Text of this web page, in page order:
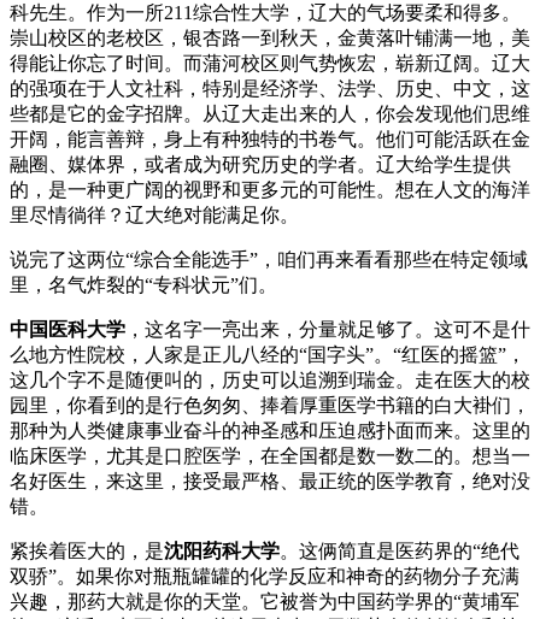
科先生。作为一所211综合性大学，辽大的气场要柔和得多。
崇山校区的老校区，银杏路一到秋天，金黄落叶铺满一地，美
得能让你忘了时间。而蒲河校区则气势恢宏，崭新辽阔。辽大
的强项在于人文社科，特别是经济学、法学、历史、中文，这
些都是它的金字招牌。从辽大走出来的人，你会发现他们思维
开阔，能言善辩，身上有种独特的书卷气。他们可能活跃在金
融圈、媒体界，或者成为研究历史的学者。辽大给学生提供
的，是一种更广阔的视野和更多元的可能性。想在人文的海洋
里尽情徜徉？辽大绝对能满足你。
说完了这两位“综合全能选手”，咱们再来看看那些在特定领域
里，名气炸裂的“专科状元”们。
中国医科大学 ，这名字一亮出来，分量就足够了。这可不是什
么地方性院校，人家是正儿八经的“国字头”。“红医的摇篮”，
这几个字不是随便叫的，历史可以追溯到瑞金。走在医大的校
园里，你看到的是行色匆匆、捧着厚重医学书籍的白大褂们，
那种为人类健康事业奋斗的神圣感和压迫感扑面而来。这里的
临床医学，尤其是口腔医学，在全国都是数一数二的。想当一
名好医生，来这里，接受最严格、最正统的医学教育，绝对没
错。
紧挨着医大的，是沈阳药科大学。这俩简直是医药界的“绝代
双骄”。如果你对瓶瓶罐罐的化学反应和神奇的药物分子充满
兴趣，那药大就是你的天堂。它被誉为中国药学界的“黄埔军